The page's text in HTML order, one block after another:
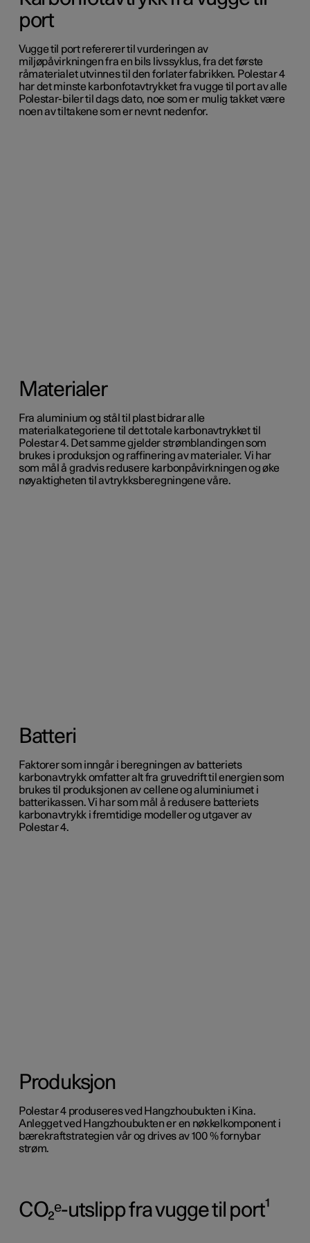
port
Vugge til port refererer til vurderingen av
miljøpåvirkningen fra en bils livssyklus, fra det første
råmaterialet utvinnes til den forlater fabrikken. Polestar 4
har det minste karbonfotavtrykket fra vugge til port av alle
Polestar-biler til dags dato, noe som er mulig takket være
noen av tiltakene som er nevnt nedenfor.
Materialer
Fra aluminium og stål til plast bidrar alle
materialkategoriene til det totale karbonavtrykket til
Polestar 4. Det samme gjelder strømblandingen som
brukes i produksjon og raffinering av materialer. Vi har
som mål å gradvis redusere karbonpåvirkningen og øke
nøyaktigheten til avtrykksberegningene våre.
Batteri
Faktorer som inngår i beregningen av batteriets
karbonavtrykk omfatter alt fra gruvedrift til energien som
brukes til produksjonen av cellene og aluminiumet i
batterikassen. Vi har som mål å redusere batteriets
karbonavtrykk i fremtidige modeller og utgaver av
Polestar 4.
Produksjon
Polestar 4 produseres ved Hangzhoubukten i Kina.
Anlegget ved Hangzhoubukten er en nøkkelkomponent i
bærekraftstrategien vår og drives av 100 % fornybar
strøm.
CO₂ᵉ-utslipp fra vugge til port¹